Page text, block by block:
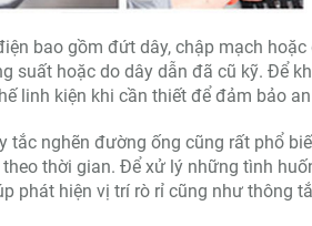
bao gồm đứt dây, chập mạch hoặc
suất hoặc do dây dẫn đã cũ kỹ. Để
linh kiện khi cần thiết để đảm bảo
nghẽn đường ống cũng rất phổ
thời gian. Để xử lý những tình
phát hiện vị trí rò rỉ cũng như thông